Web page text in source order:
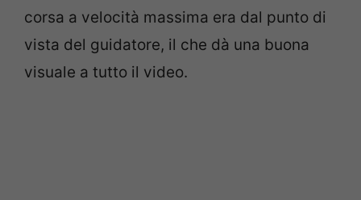
corsa a velocità massima era dal punto di
vista del guidatore, il che dà una buona
visuale a tutto il video.